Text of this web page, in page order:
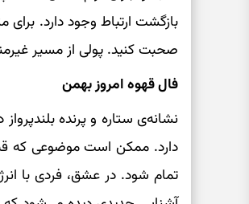
بازگشت ارتباط وجود دارد.
صحبت کنید. پولی از مسیر
فال قهوه امروز بهمن
نشانه‌ی ستاره و پرنده
دارد. ممکن است موضوعی که
تمام شود. در عشق، فردی با